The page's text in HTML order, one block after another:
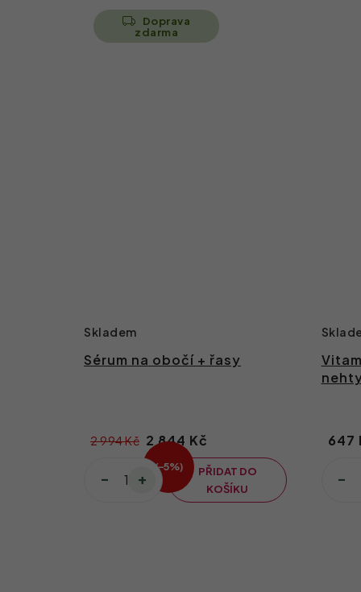
Doprava
zdarma
Sérum na obočí + řasy
Skladem
2 844 Kč
2 994 Kč
(–5 %)
PŘIDAT DO
KOŠÍKU
647